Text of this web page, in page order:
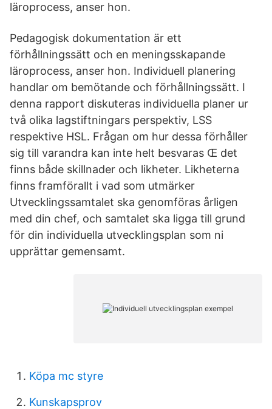
läroprocess, anser hon.
Pedagogisk dokumentation är ett
förhållningssätt och en meningsskapande
läroprocess, anser hon. Individuell planering
handlar om bemötande och förhållningssätt. I
denna rapport diskuteras individuella planer ur
två olika lagstiftningars perspektiv, LSS
respektive HSL. Frågan om hur dessa förhåller
sig till varandra kan inte helt besvaras Œ det
finns både skillnader och likheter. Likheterna
finns framförallt i vad som utmärker
Utvecklingssamtalet ska genomföras årligen
med din chef, och samtalet ska ligga till grund
för din individuella utvecklingsplan som ni
upprättar gemensamt.
Köpa mc styre
Kunskapsprov